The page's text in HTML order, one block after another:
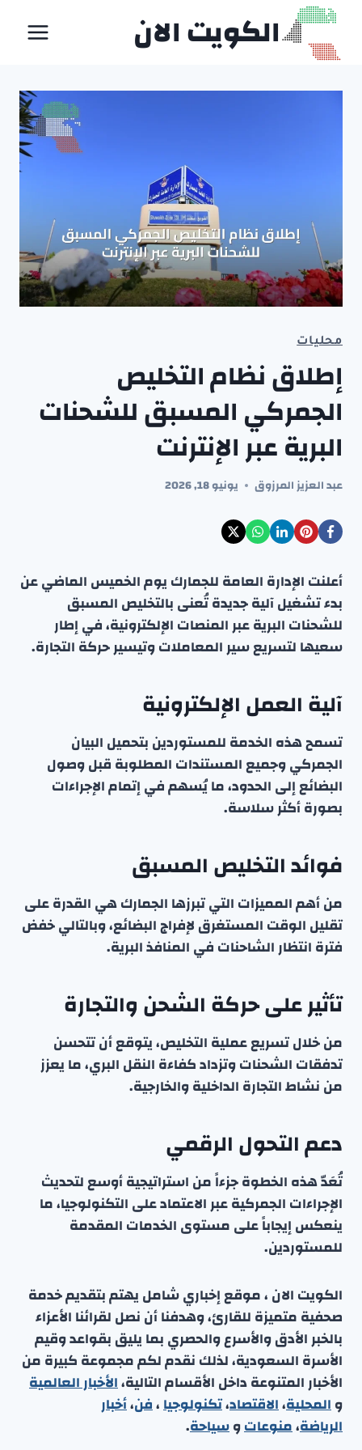
التجاوز
المحتوى
الكويت الان
محليات
إطلاق نظام التخليص
الجمركي المسبق للشحنات
البرية عبر الإنترنت
عبد العزيز المرزوق يونيو 18, 2026
أعلنت الإدارة العامة للجمارك يوم الخميس الماضي عن
بدء تشغيل آلية جديدة تُعنى بالتخليص المسبق
للشحنات البرية عبر المنصات الإلكترونية، في إطار
سعيها لتسريع سير المعاملات وتيسير حركة التجارة.
آلية العمل الإلكترونية
تسمح هذه الخدمة للمستوردين بتحميل البيان
الجمركي وجميع المستندات المطلوبة قبل وصول
البضائع إلى الحدود، ما يُسهم في إتمام الإجراءات
بصورة أكثر سلاسة.
فوائد التخليص المسبق
من أهم المميزات التي تبرزها الجمارك هي القدرة على
تقليل الوقت المستغرق لإفراج البضائع، وبالتالي خفض
فترة انتظار الشاحنات في المنافذ البرية.
تأثير على حركة الشحن والتجارة
من خلال تسريع عملية التخليص، يتوقع أن تتحسن
تدفقات الشحنات وتزداد كفاءة النقل البري، ما يعزز
من نشاط التجارة الداخلية والخارجية.
دعم التحول الرقمي
تُعَدّ هذه الخطوة جزءاً من استراتيجية أوسع لتحديث
الإجراءات الجمركية عبر الاعتماد على التكنولوجيا، ما
ينعكس إيجاباً على مستوى الخدمات المقدمة
للمستوردين.
الكويت الان ، موقع إخباري شامل يهتم بتقديم خدمة
صحفية متميزة للقارئ، وهدفنا أن نصل لقرائنا الأعزاء
بالخبر الأدق والأسرع والحصري بما يليق بقواعد وقيم
الأسرة السعودية، لذلك نقدم لكم مجموعة كبيرة من
الأخبار المتنوعة داخل الأقسام التالية،الأخبار العالمية
والمحلية،الاقتصاد،تكنولوجيا،فن،أخبار
الرياضة،منوعاتوسياحة.